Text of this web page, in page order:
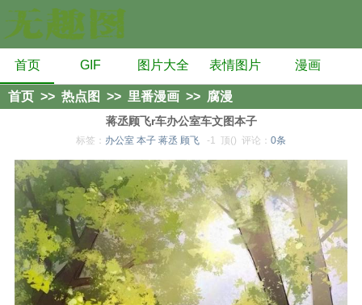
首页 GIF 图片大全 表情图片 漫画
首页 >> 热点图 >> 里番漫画 >> 腐漫
蒋丞顾飞r车办公室车文图本子
标签： 办公室 本子 蒋丞 顾飞 -1 顶() 评论： 0条